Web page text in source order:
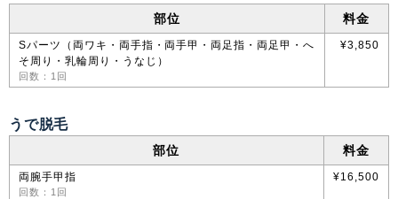
部位 料金
Sパーツ（両ワキ・両手指・両手甲・両足指・両足甲・へ
そ周り・乳輪周り・うなじ）
回数：1回
¥3,850
うで脱毛
部位 料金
両腕手甲指
回数：1回
¥16,500